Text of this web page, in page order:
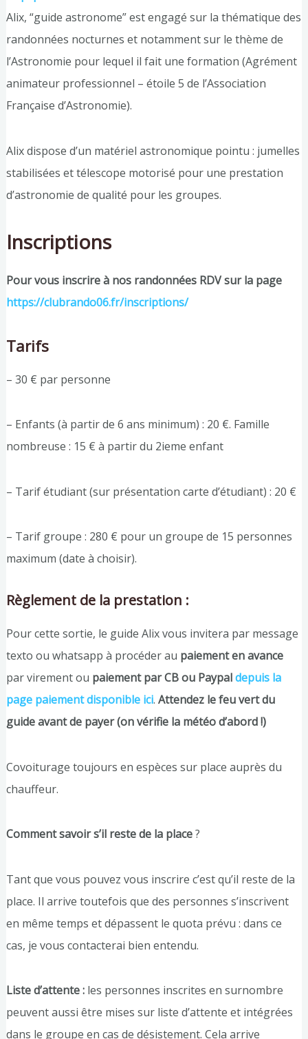
Alix, “guide astronome” est engagé sur la thématique des
randonnées nocturnes et notamment sur le thème de
l’Astronomie pour lequel il fait une formation (Agrément
animateur professionnel – étoile 5 de l’Association
Française d’Astronomie).
Alix dispose d’un matériel astronomique pointu : jumelles
stabilisées et télescope motorisé pour une prestation
d’astronomie de qualité pour les groupes.
Inscriptions
Pour vous inscrire à nos randonnées RDV sur la page
https://clubrando06.fr/inscriptions/
Tarifs
– 30 € par personne
– Enfants (à partir de 6 ans minimum) : 20 €. Famille
nombreuse : 15 € à partir du 2ieme enfant
– Tarif étudiant (sur présentation carte d’étudiant) : 20 €
– Tarif groupe : 280 € pour un groupe de 15 personnes
maximum (date à choisir).
Règlement de la prestation :
Pour cette sortie, le guide Alix vous invitera par message
texto ou whatsapp à procéder au paiement en avance
par virement ou paiement par CB ou Paypaldepuis la
page paiement disponible ici. Attendez le feu vert du
guide avant de payer (on vérifie la météo d’abord !)
Covoiturage toujours en espèces sur place auprès du
chauffeur.
Comment savoir s’il reste de la place?
Tant que vous pouvez vous inscrire c’est qu’il reste de la
place. Il arrive toutefois que des personnes s’inscrivent
en même temps et dépassent le quota prévu : dans ce
cas, je vous contacterai bien entendu.
Liste d’attente :les personnes inscrites en surnombre
peuvent aussi être mises sur liste d’attente et intégrées
dans le groupe en cas de désistement. Cela arrive